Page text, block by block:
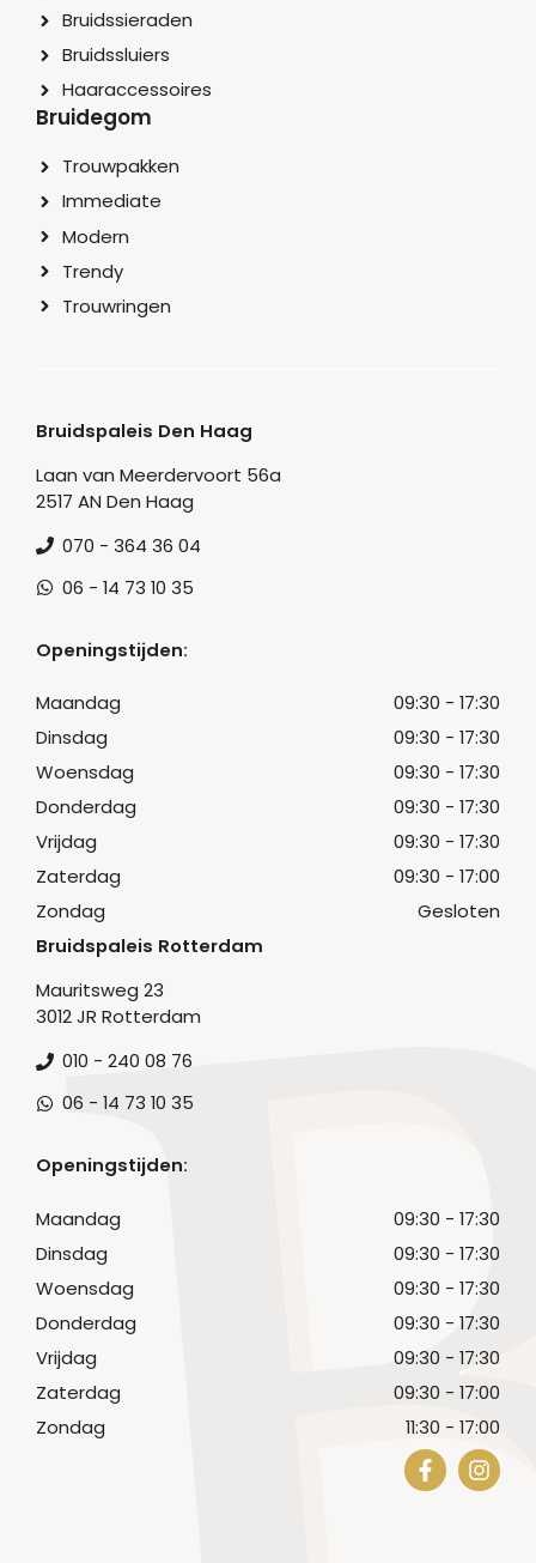
Bruidssieraden
Bruidssluiers
Haaraccessoires
Bruidegom
Trouwpakken
Immediate
Modern
Trendy
Trouwringen
Bruidspaleis Den Haag
Laan van Meerdervoort 56a
2517 AN Den Haag
070 - 364 36 04
06 - 14 73 10 35
Openingstijden:
Maandag
09:30 - 17:30
Dinsdag
09:30 - 17:30
Woensdag
09:30 - 17:30
Donderdag
09:30 - 17:30
Vrijdag
09:30 - 17:30
Zaterdag
09:30 - 17:00
Zondag
Gesloten
Bruidspaleis Rotterdam
Mauritsweg 23
3012 JR Rotterdam
010 - 240 08 76
06 - 14 73 10 35
Openingstijden:
Maandag
09:30 - 17:30
Dinsdag
09:30 - 17:30
Woensdag
09:30 - 17:30
Donderdag
09:30 - 17:30
Vrijdag
09:30 - 17:30
Zaterdag
09:30 - 17:00
Zondag
11:30 - 17:00